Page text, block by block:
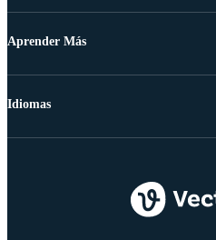
Aprender Más
Idiomas